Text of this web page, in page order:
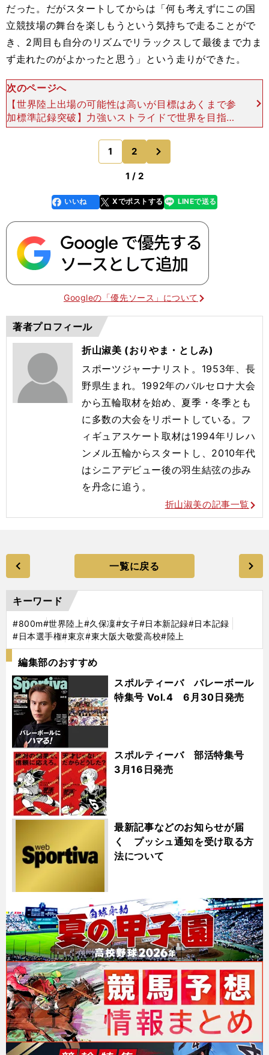
だった。だがスタートしてからは「何も考えずにこの国
立競技場の舞台を楽しもうという気持ちで走ることがで
き、2周目も自分のリズムでリラックスして最後まで力ま
ず走れたのがよかったと思う」という走りができた。
次のページへ
【世界陸上出場の可能性は高いが目標はあくまで参
加標準記録突破】力強いストライドで世界を目指す
久保凛 photo by Nakamura Hiroyuki そう話
す久保も、昨年から一気に注目を浴びるラ
1 2
1 / 2
faceboo
k
いいね Xでポストする
line LINEで送る
Googleの「優先ソース」について
著者プロフィール
折山淑美 (おりやま・としみ)
スポーツジャーナリスト。1953年、長
野県生まれ。1992年のバルセロナ大会
から五輪取材を始め、夏季・冬季とも
に多数の大会をリポートしている。フ
ィギュアスケート取材は1994年リレハ
ンメル五輪からスタートし、2010年代
はシニアデビュー後の羽生結弦の歩み
を丹念に追う。
折山淑美の記事一覧
一覧に戻る
キーワード
#800m#世界陸上#久保凜#女子#日本新記録#日本記録
#日本選手権#東京#東大阪大敬愛高校#陸上
編集部のおすすめ
スポルティーバ バレーボール
特集号 Vol.4 6月30日発売
スポルティーバ 部活特集号
3月16日発売
最新記事などのお知らせが届
く プッシュ通知を受け取る方
法について